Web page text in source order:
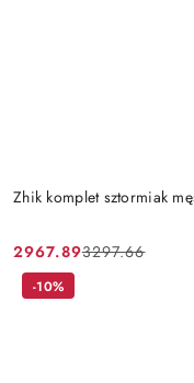
Zhik komplet sztormiak
Cena
promocyjna:
2967.89
Cena
przed
3297.66
-10%